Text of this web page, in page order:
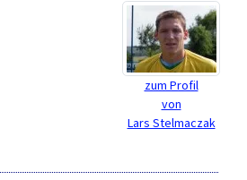
zum Profil
von
Lars Stelmaczak